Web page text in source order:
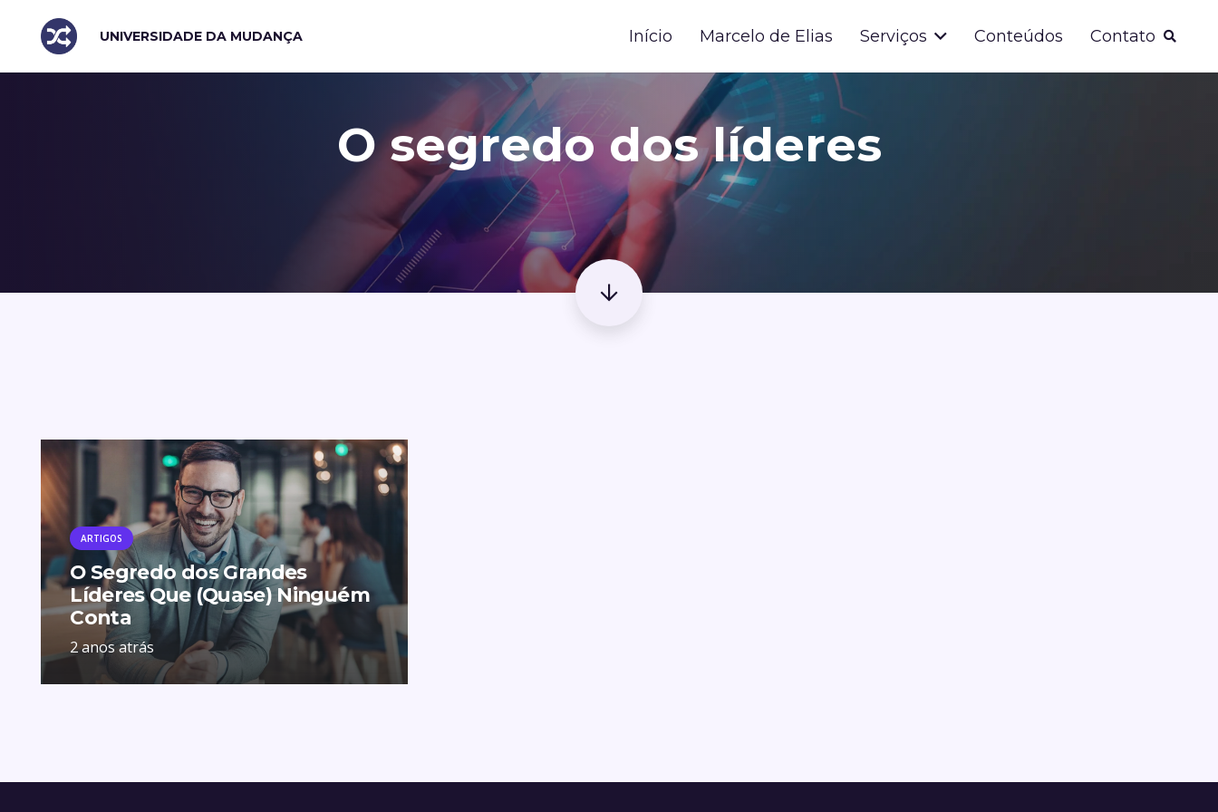
UNIVERSIDADE DA MUDANÇA Início Marcelo de Elias Serviços Conteúdos Contato
O segredo dos líderes
ARTIGOS
O Segredo dos Grandes
Líderes Que (Quase) Ninguém
Conta
2 anos atrás